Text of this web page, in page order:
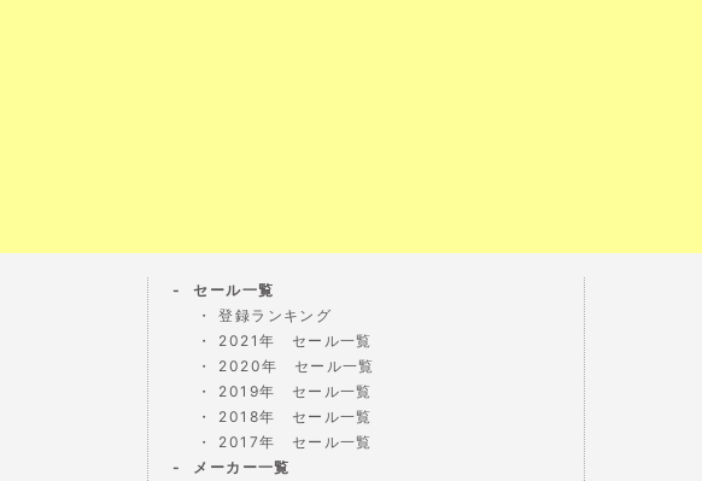
セール一覧
登録ランキング
2021年 セール一覧
2020年 セール一覧
2019年 セール一覧
2018年 セール一覧
2017年 セール一覧
メーカー一覧